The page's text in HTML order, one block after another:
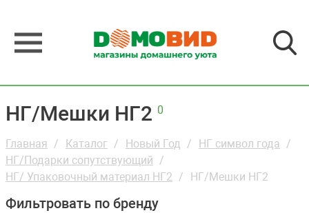
НГ/Мешки НГ2 0
Главная Каталог Новый Год
НГ символ года
НГ/Подарки сопутствующий
НГ/ Упаковочный материал НГ2
НГ/Мешки НГ2
Фильтровать по бренду